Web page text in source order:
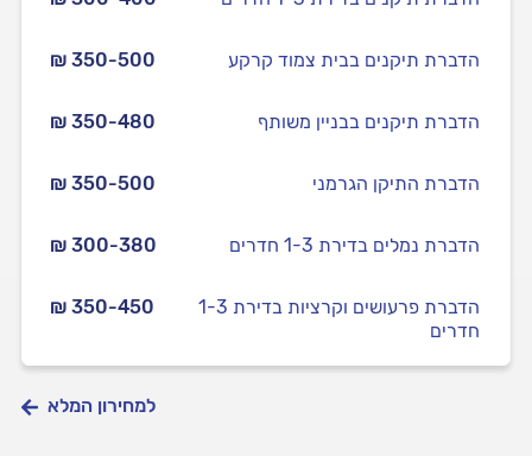
₪ 350-500 הדברת תיקנים בבית צמוד קרקע
₪ 350-480 הדברת תיקנים בבניין משותף
₪ 350-500 הדברת התיקן הגרמני
₪ 300-380 הדברת נמלים בדירת 1-3 חדרים
₪ 350-450
הדברת פרעושים וקרציות בדירת 1-3
חדרים
למחירון המלא